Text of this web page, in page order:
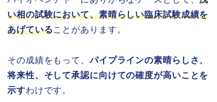
い相の試験において、素晴らしい臨床試験成績を
あげていることがあります。
その成績をもって、パイプラインの素晴らしさ、
将来性、そして承認に向けての確度が高いことを
示すわけです。